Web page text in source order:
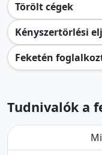
Törölt cégek
Kényszertörlési
Feketén
Tudnivalók a